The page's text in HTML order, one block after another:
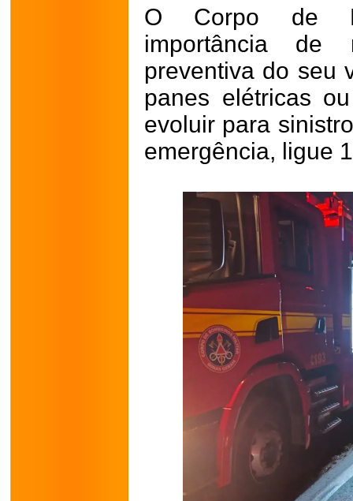
O Corpo de
importância de
preventiva do seu
panes elétricas
evoluir para
emergência, ligue